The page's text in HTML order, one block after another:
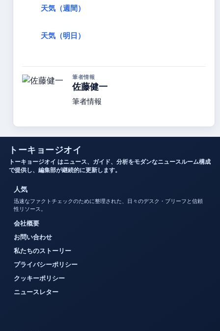
天気（週間）
天気（明日）
筆者情報
佐藤健一
筆者情報
トーキョージオイ
トーキョージオイ はニュース、ガイド、分析をモダンなニュースルーム構成
で提供し、編集部が継続的に更新します。
人気
迅速なファクトチェックのために整理された、日々のデスク・ブリーフと信頼
性リソース。
会社概要
お問い合わせ
私たちのストーリー
プライバシーポリシー
クッキーポリシー
ニュースレター